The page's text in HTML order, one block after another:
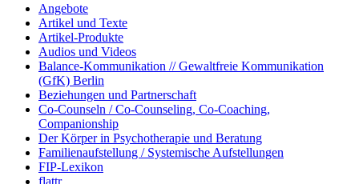
Angebote
Artikel und Texte
Artikel-Produkte
Audios und Videos
Balance-Kommunikation // Gewaltfreie Kommunikation
(GfK) Berlin
Beziehungen und Partnerschaft
Co-Counseln / Co-Counseling, Co-Coaching,
Companionship
Der Körper in Psychotherapie und Beratung
Familienaufstellung / Systemische Aufstellungen
FIP-Lexikon
flattr